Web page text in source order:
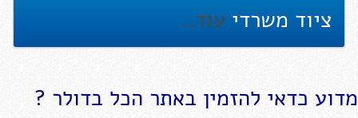
ציוד משרדי עוד..
מדוע כדאי להזמין באתר הכל בדולר ?